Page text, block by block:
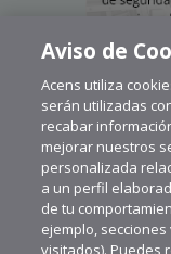
Aviso de
Acens utiliza
serán utilizadas
recabar
mejorar nuestros
personalizada
a un perfil
de tu
ejemplo,
visitados). Puedes